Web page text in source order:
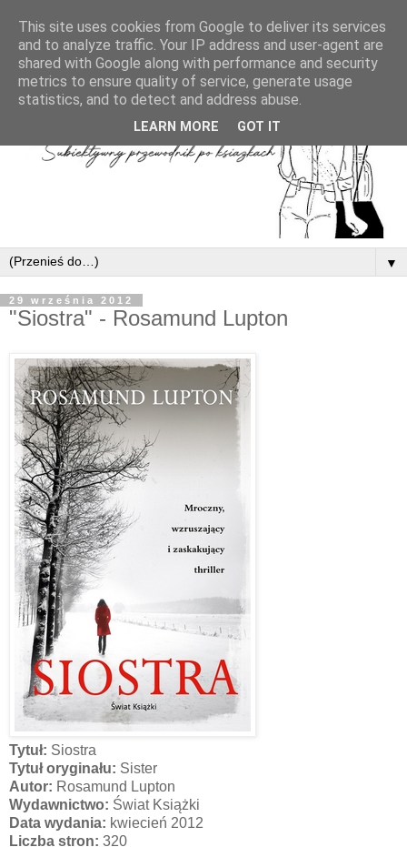
▼
29 września 2012
"Siostra" - Rosamund Lupton
Tytuł: Siostra
Tytuł oryginału: Sister
Autor: Rosamund Lupton
Wydawnictwo: Świat Książki
Data wydania: kwiecień 2012
Liczba stron: 320
This site uses cookies from Google to deliver its services
and to analyze traffic. Your IP address and user-agent are
shared with Google along with performance and security
metrics to ensure quality of service, generate usage
statistics, and to detect and address abuse.
LEARN MORE GOT IT